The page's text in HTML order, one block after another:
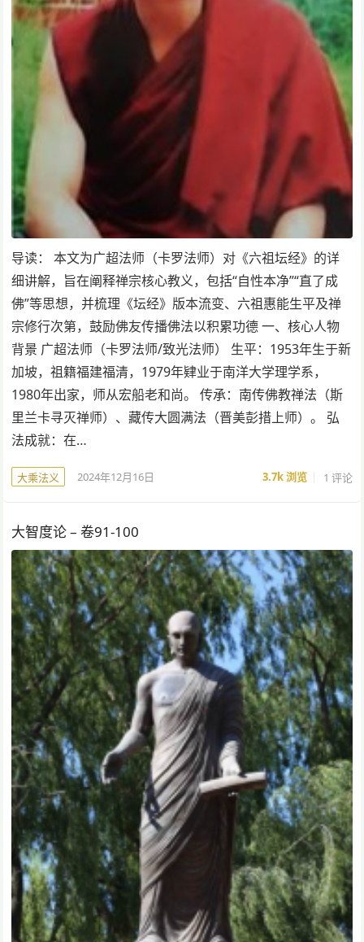
导读： 本文为广超法师（卡罗法师）对《六祖坛经》的详
细讲解，旨在阐释禅宗核心教义，包括“自性本净”“直了成
佛”等思想，并梳理《坛经》版本流变、六祖惠能生平及禅
宗修行次第，鼓励佛友传播佛法以积累功德 一、核心人物
背景 广超法师（卡罗法师/致光法师） 生平：1953年生于新
加坡，祖籍福建福清，1979年肄业于南洋大学理学系，
1980年出家，师从宏船老和尚。 传承：南传佛教禅法（斯
里兰卡寻灭禅师）、藏传大圆满法（晋美彭措上师）。 弘
法成就：在…
大乘法义 2024年12月16日 3.7k浏览 1 评论
大智度论 – 卷91-100